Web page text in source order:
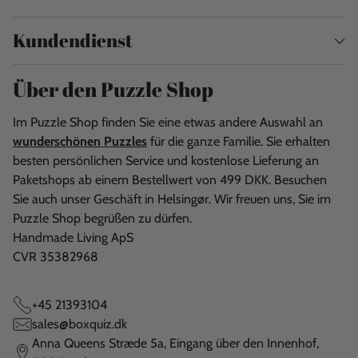
Kundendienst
Über den Puzzle Shop
Im Puzzle Shop finden Sie eine etwas andere Auswahl an
wunderschönen Puzzles für die ganze Familie. Sie erhalten
besten persönlichen Service und kostenlose Lieferung an
Paketshops ab einem Bestellwert von 499 DKK. Besuchen
Sie auch unser Geschäft in Helsingør. Wir freuen uns, Sie im
Puzzle Shop begrüßen zu dürfen.
Handmade Living ApS
CVR 35382968
+45 21393104
sales@boxquiz.dk
Anna Queens Stræde 5a, Eingang über den Innenhof,